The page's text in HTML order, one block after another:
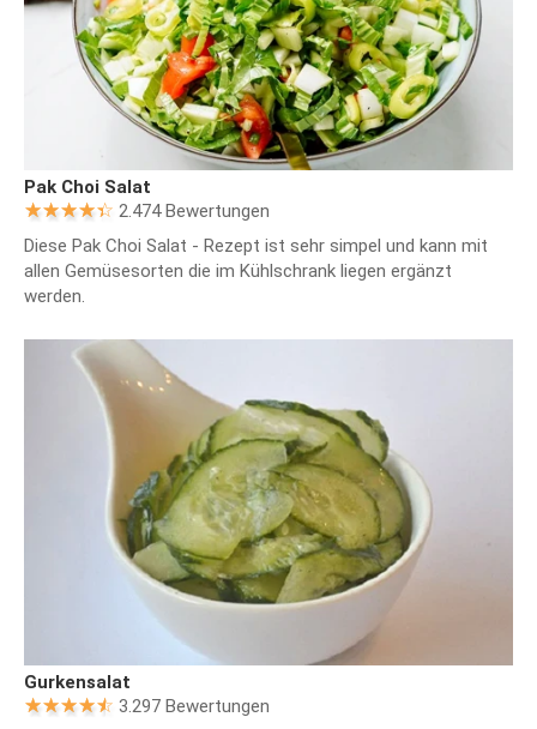
Pak Choi Salat
2.474 Bewertungen
Diese Pak Choi Salat - Rezept ist sehr simpel und kann mit
allen Gemüsesorten die im Kühlschrank liegen ergänzt
werden.
Gurkensalat
3.297 Bewertungen